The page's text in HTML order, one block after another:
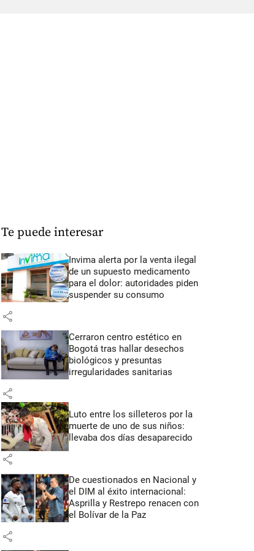
Te puede interesar
Invima alerta por la venta ilegal
de un supuesto medicamento
para el dolor: autoridades piden
suspender su consumo
share
Cerraron centro estético en
Bogotá tras hallar desechos
biológicos y presuntas
irregularidades sanitarias
share
Luto entre los silleteros por la
muerte de uno de sus niños:
llevaba dos días desaparecido
share
De cuestionados en Nacional y
el DIM al éxito internacional:
Asprilla y Restrepo renacen con
el Bolívar de la Paz
share